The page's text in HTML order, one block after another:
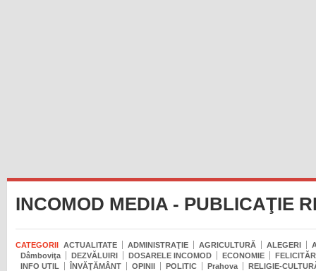
INCOMOD MEDIA - PUBLICAŢIE
CATEGORII ACTUALITATE ADMINISTRAŢIE AGRICULTURĂ ALEGERI
Dâmboviţa
DEZVĂLUIRI DOSARELE INCOMOD ECONOMIE
INFO UTIL
ÎNVĂŢĂMÂNT OPINII POLITIC Prahova
RELIGIE-